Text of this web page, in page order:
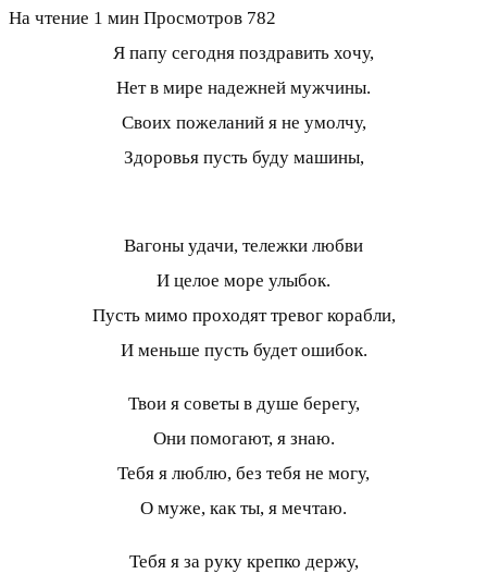
На чтение 1 мин Просмотров 782
Я папу сегодня поздравить хочу,
Нет в мире надежней мужчины.
Своих пожеланий я не умолчу,
Здоровья пусть буду машины,
Вагоны удачи, тележки любви
И целое море улыбок.
Пусть мимо проходят тревог корабли,
И меньше пусть будет ошибок.
Твои я советы в душе берегу,
Они помогают, я знаю.
Тебя я люблю, без тебя не могу,
О муже, как ты, я мечтаю.
Тебя я за руку крепко держу,